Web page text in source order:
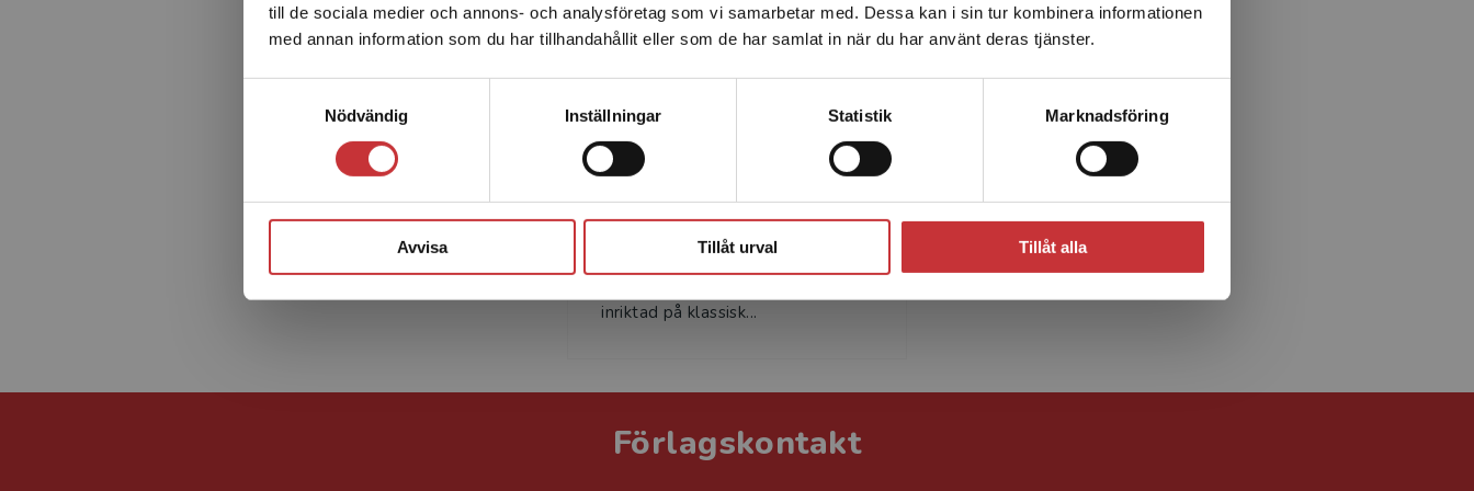
till de sociala medier och annons- och analysföretag som vi samarbetar med. Dessa kan i sin tur kombinera informationen
med annan information som du har tillhandahållit eller som de har samlat in när du har använt deras tjänster.
Nödvändig
Inställningar Statistik Marknadsföring
Avvisa Tillåt urval Tillåt alla
Sverige. För att kunna slutföra ett köp måste
leveransadressen vara i Sverige.Läs mer
Per Månson är professor emeritus
vid Institutionen för sociologi och
arbetsvetenskap, Göteborgs
inriktad på klassisk...
Förlagskontakt